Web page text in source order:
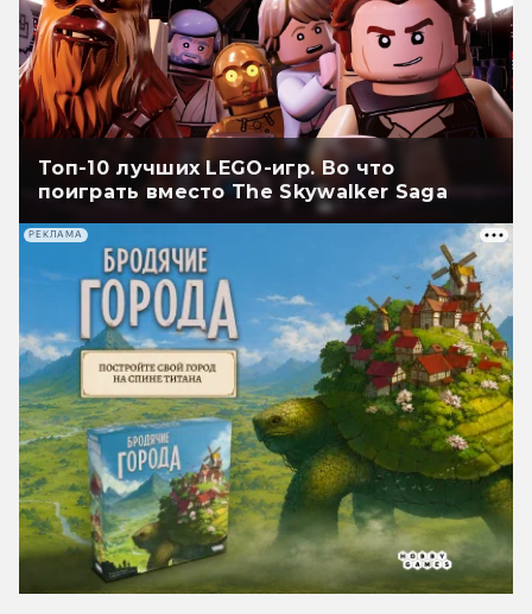
Топ-10 лучших LEGO-игр. Во что
поиграть вместо The Skywalker Saga
РЕКЛАМА